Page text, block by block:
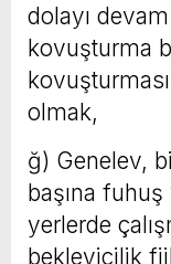
dolayı
kovuşturma
olmak,
ğ) Genelev,
başına
yerlerde
bekleyicilik